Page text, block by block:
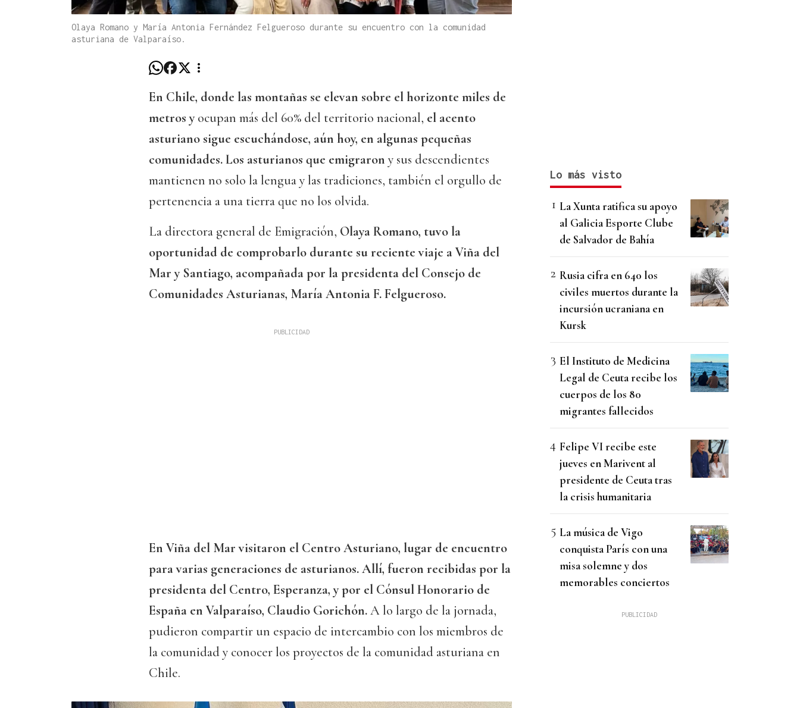
Olaya Romano y María Antonia Fernández Felgueroso durante su encuentro con la comunidad
asturiana de Valparaíso.
En Chile, donde las montañas se elevan sobre el horizonte miles de
metros yocupan más del 60% del territorio nacional, el acento
asturiano sigue escuchándose, aún hoy, en algunas pequeñas
comunidades. Los asturianos que emigraron y sus descendientes
mantienen no solo la lengua y las tradiciones, también el orgullo de
pertenencia a una tierra que no los olvida.
La directora general de Emigración, Olaya Romano, tuvo la
oportunidad de comprobarlo durante su reciente viaje a Viña del
Mar y Santiago, acompañada por la presidenta del Consejo de
Comunidades Asturianas, María Antonia F. Felgueroso.
En Viña del Mar visitaron el Centro Asturiano, lugar de encuentro
para varias generaciones de asturianos. Allí, fueron recibidas por la
presidenta del Centro, Esperanza, y por el Cónsul Honorario de
España en Valparaíso, Claudio Gorichón.A lo largo de la jornada,
pudieron compartir un espacio de intercambio con los miembros de
la comunidad y conocer los proyectos de la comunidad asturiana en
Chile.
Lo más visto
La Xunta ratifica su apoyo
al Galicia Esporte Clube
de Salvador de Bahía
Rusia cifra en 640 los
civiles muertos durante la
incursión ucraniana en
Kursk
El Instituto de Medicina
Legal de Ceuta recibe los
cuerpos de los 80
migrantes fallecidos
Felipe VI recibe este
jueves en Marivent al
presidente de Ceuta tras
la crisis humanitaria
La música de Vigo
conquista París con una
misa solemne y dos
memorables conciertos